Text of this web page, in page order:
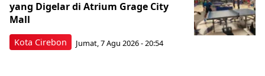
Kota Cirebon
yang Digelar di Atrium Grage City
Mall
Jumat, 7 Agu 2026 - 20:54